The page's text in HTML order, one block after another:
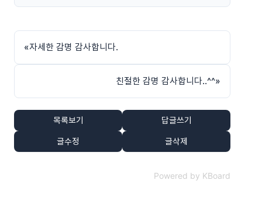
«자세한 감명 감사합니다.
친절한 감명 감사합니다..^^»
목록보기 답글쓰기
글수정 글삭제
Powered by KBoard